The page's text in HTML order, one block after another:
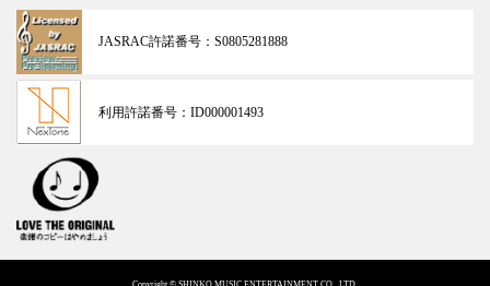
JASRAC許諾番号： S0805281888
利用許諾番号： ID000001493